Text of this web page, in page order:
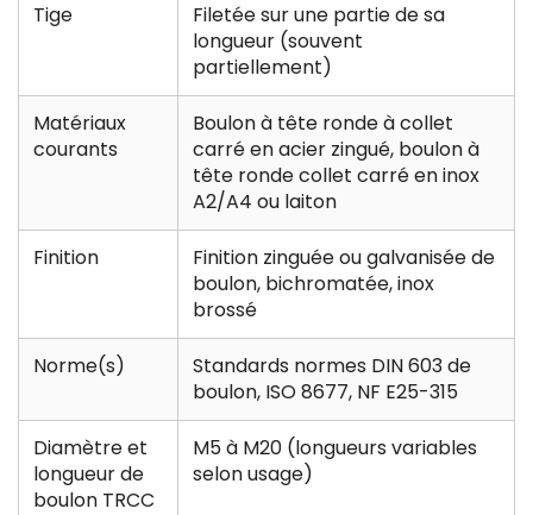
Tige
Filetée sur une partie de sa
longueur (souvent
partiellement)
Matériaux
courants
Boulon à tête ronde à collet
carré en acier zingué, boulon à
tête ronde collet carré en inox
A2/A4 ou laiton
Finition
Finition zinguée ou galvanisée de
boulon, bichromatée, inox
brossé
Norme(s)
Standards normes DIN 603 de
boulon, ISO 8677, NF E25-315
Diamètre et
longueur de
boulon TRCC
M5 à M20 (longueurs variables
selon usage)